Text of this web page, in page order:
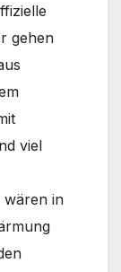
gehen
viel
wären in